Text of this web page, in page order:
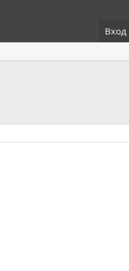
Вход